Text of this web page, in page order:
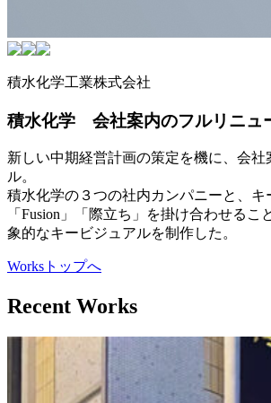
積水化学工業株式会社
積水化学 会社案内のフルリニュ
新しい中期経営計画の策定を機に、会社
ル。
積水化学の３つの社内カンパニーと、キ
「Fusion」「際立ち」を掛け合わせるこ
象的なキービジュアルを制作した。
Worksトップへ
Recent Works